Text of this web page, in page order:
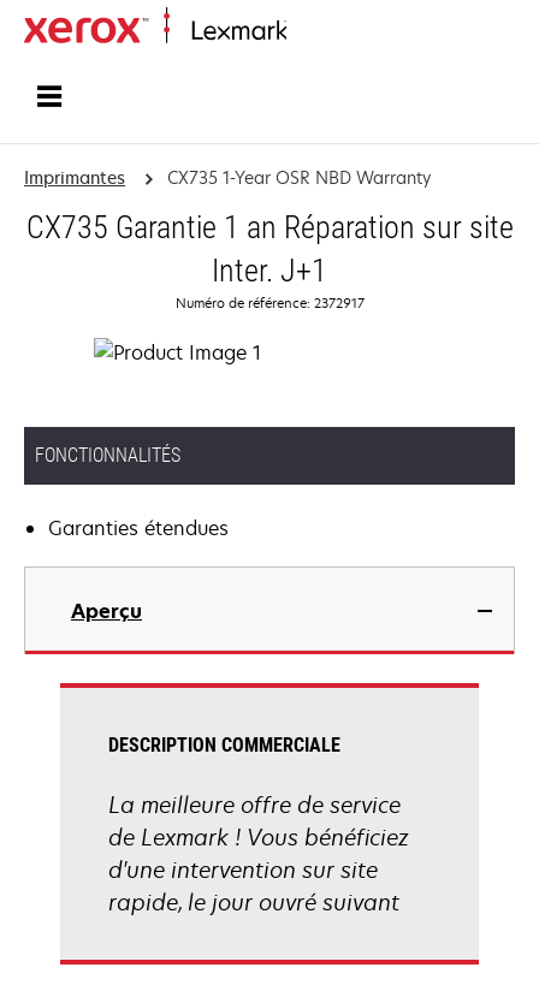
Imprimantes CX735 1-Year OSR NBD Warranty
CX735 Garantie 1 an Réparation sur site
Inter. J+1
Numéro de référence: 2372917
FONCTIONNALITÉS
Garanties étendues
Aperçu
DESCRIPTION COMMERCIALE
La meilleure offre de service
de Lexmark ! Vous bénéficiez
d'une intervention sur site
rapide, le jour ouvré suivant